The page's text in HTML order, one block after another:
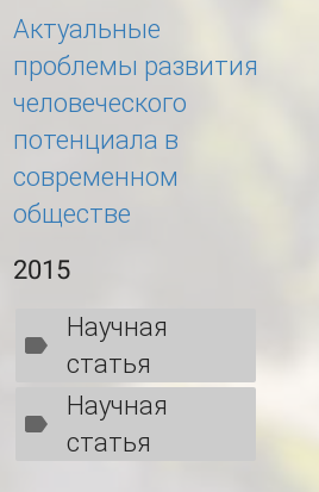
Актуальные
проблемы развития
человеческого
потенциала в
современном
обществе
2015
Научная
статья
Научная
статья